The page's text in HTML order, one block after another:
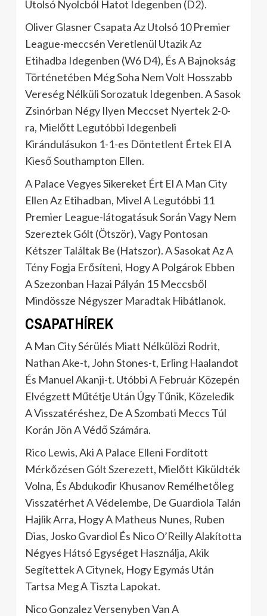
Utolsó Nyolcból Hatot Idegenben (D2).
Oliver Glasner Csapata Az Utolsó 10 Premier
League-meccsén Veretlenül Utazik Az
Etihadba Idegenben (W6 D4), És A Bajnokság
Történetében Még Soha Nem Volt Hosszabb
Vereség Nélküli Sorozatuk Idegenben. A Sasok
Zsinórban Négy Ilyen Meccset Nyertek 2-0-
ra, Mielőtt Legutóbbi Idegenbeli
Kirándulásukon 1-1-es Döntetlent Értek El A
Kieső Southampton Ellen.
A Palace Vegyes Sikereket Ért El A Man City
Ellen Az Etihadban, Mivel A Legutóbbi 11
Premier League-látogatásuk Során Vagy Nem
Szereztek Gólt (Ötször), Vagy Pontosan
Kétszer Találtak Be (Hatszor). A Sasokat Az A
Tény Fogja Erősíteni, Hogy A Polgárok Ebben
A Szezonban Hazai Pályán 15 Meccsből
Mindössze Négyszer Maradtak Hibátlanok.
CSAPATHÍREK
A Man City Sérülés Miatt Nélkülözi Rodrit,
Nathan Ake-t, John Stones-t, Erling Haalandot
És Manuel Akanji-t. Utóbbi A Február Közepén
Elvégzett Műtétje Után Úgy Tűnik, Közeledik
A Visszatéréshez, De A Szombati Meccs Túl
Korán Jön A Védő Számára.
Rico Lewis, Aki A Palace Elleni Fordított
Mérkőzésen Gólt Szerezett, Mielőtt Kiküldték
Volna, És Abdukodir Khusanov Remélhetőleg
Visszatérhet A Védelembe, De Guardiola Talán
Hajlik Arra, Hogy A Matheus Nunes, Ruben
Dias, Josko Gvardiol És Nico O’Reilly Alakította
Négyes Hátsó Egységet Használja, Akik
Segítettek A Citynek, Hogy Egymás Után
Tartsa Meg A Tiszta Lapokat.
Nico Gonzalez Versenyben Van A